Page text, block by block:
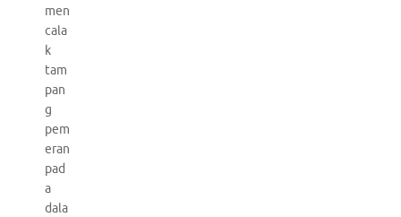
men
cala
k
tam
pan
g
pem
eran
pad
a
dala